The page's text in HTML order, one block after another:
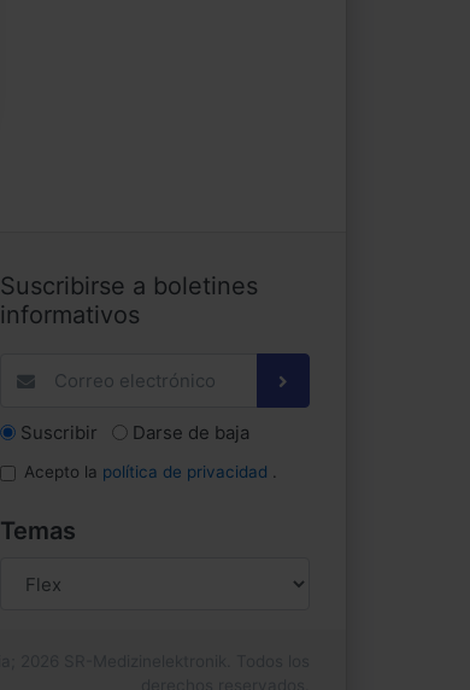
Suscribirse a boletines
informativos
Suscribir Darse de baja
Acepto la política de privacidad
Temas